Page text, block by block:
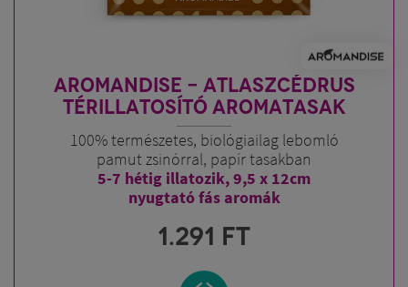
AROMANDISE - ATLASZCÉDRUS
TÉRILLATOSÍTÓ AROMATASAK
100% természetes, biológiailag lebomló
pamut zsinórral, papír tasakban
5-7 hétig illatozik, 9,5 x 12cm
nyugtató fás aromák
1.291 FT